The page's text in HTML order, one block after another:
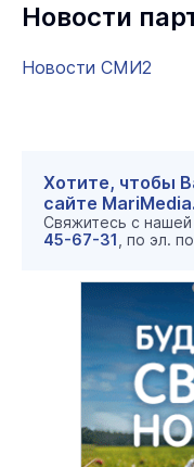
Новости
Новости СМИ2
Хотите, чтобы
сайте
Свяжитесь с
45-67-31 , по эл.